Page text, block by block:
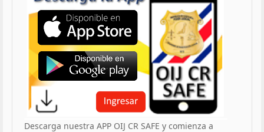
Descarga nuestra APP OIJ CR SAFE y comienza a